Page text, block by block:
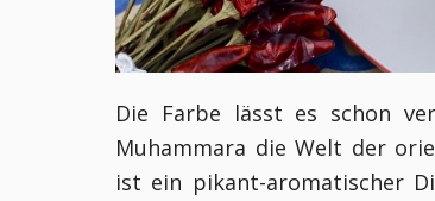
Die Farbe lässt es schon
Muhammara die Welt der
ist ein pikant-aromatischer